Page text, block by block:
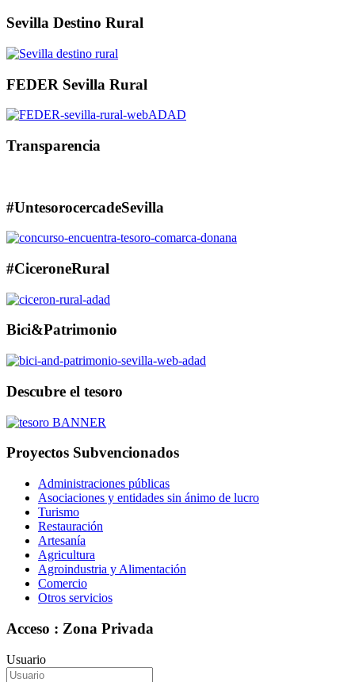
Sevilla Destino Rural
FEDER Sevilla Rural
Transparencia
#UntesorocercadeSevilla
#CiceroneRural
Bici&Patrimonio
Descubre el tesoro
Proyectos Subvencionados
Administraciones públicas
Asociaciones y entidades sin ánimo de lucro
Turismo
Restauración
Artesanía
Agricultura
Agroindustria y Alimentación
Comercio
Otros servicios
Acceso : Zona Privada
Usuario